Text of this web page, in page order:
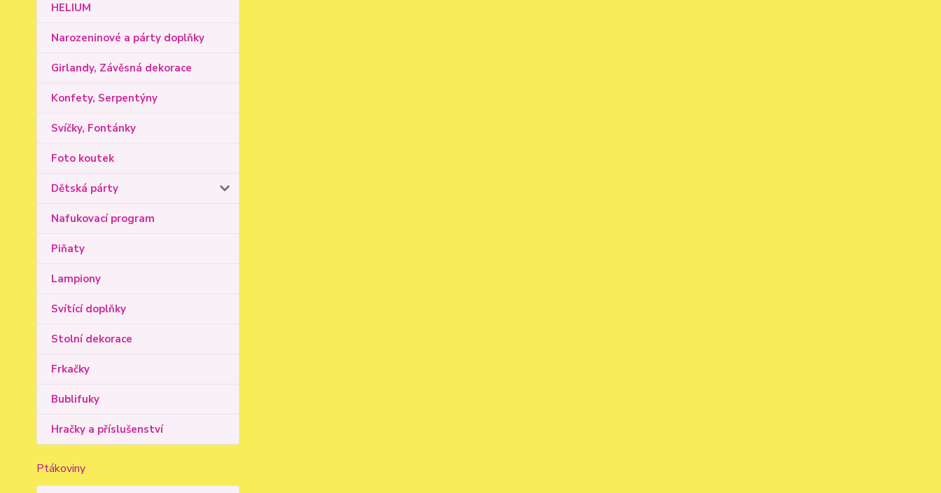
HELIUM
Narozeninové a párty doplňky
Girlandy, Závěsná dekorace
Konfety, Serpentýny
Svíčky, Fontánky
Foto koutek
Dětská párty
Nafukovací program
Piňaty
Lampiony
Svítící doplňky
Stolní dekorace
Frkačky
Bublifuky
Hračky a příslušenství
Ptákoviny